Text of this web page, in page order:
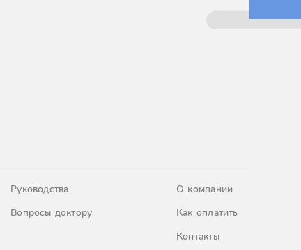
Руководства
Вопросы доктору
О компании
Как оплатить
Контакты